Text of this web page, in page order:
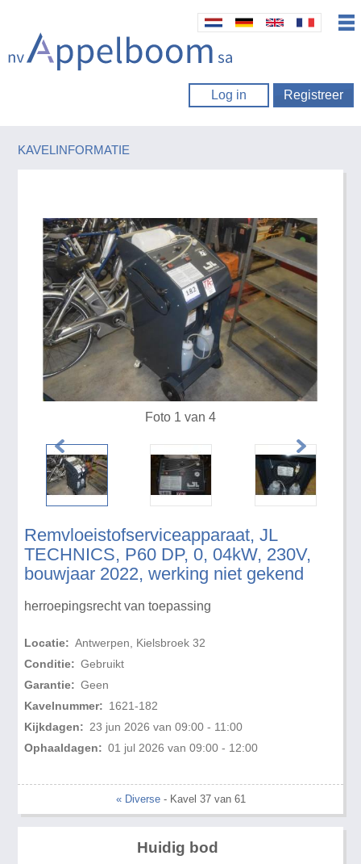
Log in Registreer
KAVELINFORMATIE
Remvloeistofserviceapparaat, JL
TECHNICS, P60 DP, 0, 04kW, 230V,
bouwjaar 2022, werking niet gekend
herroepingsrecht van toepassing
Locatie: Antwerpen, Kielsbroek 32
Conditie: Gebruikt
Garantie: Geen
Kavelnummer: 1621-182
Kijkdagen: 23 jun 2026 van 09:00 - 11:00
Ophaaldagen: 01 jul 2026 van 09:00 - 12:00
Foto 1 van 4
« Diverse- Kavel 37 van 61
Huidig bod